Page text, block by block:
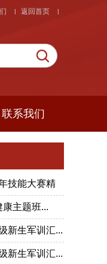
|
返回首页
|
联系我们
技能大赛精
主题班...
新生军训汇...
新生军训汇...